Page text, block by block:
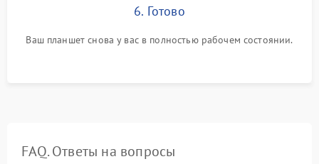
6. Готово
Ваш планшет снова у вас в полностью рабочем состоянии.
FAQ. Ответы на вопросы